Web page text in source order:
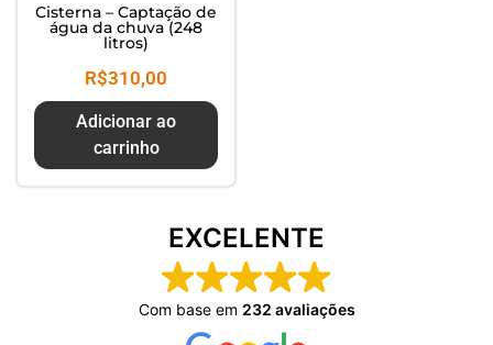
Cisterna – Captação de
água da chuva (248
litros)
R$310,00
Adicionar ao
carrinho
EXCELENTE
Com base em 232 avaliações